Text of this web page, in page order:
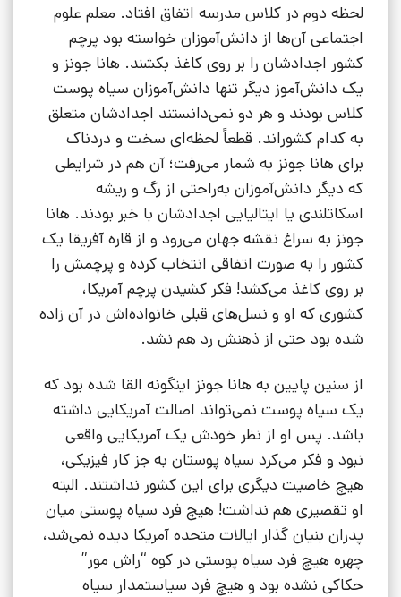
لحظه دوم در کلاس مدرسه اتفاق افتاد. معلم علوم
اجتماعی آن‌ها از دانش‌آموزان خواسته بود پرچم
کشور اجدادشان را بر روی کاغذ بکشند. هانا جونز و
یک دانش‌آموز دیگر تنها دانش‌آموزان سیاه پوست
کلاس بودند و هر دو نمی‌دانستند اجدادشان متعلق
به کدام کشوراند. قطعاً لحظه‌ای سخت و دردناک
برای هانا جونز به شمار می‌رفت؛ آن هم در شرایطی
که دیگر دانش‌آموزان به‌راحتی از رگ و ریشه
اسکاتلندی یا ایتالیایی اجدادشان با خبر بودند. هانا
جونز به سراغ نقشه جهان می‌رود و از قاره آفریقا یک
کشور را به صورت اتفاقی انتخاب کرده و پرچمش را
بر روی کاغذ می‌کشد! فکر کشیدن پرچم آمریکا،
کشوری که او و نسل‌های قبلی خانواده‌اش در آن زاده
شده بود حتی از ذهنش رد هم نشد.
از سنین پایین به هانا جونز اینگونه القا شده بود که
یک سیاه پوست نمی‌تواند اصالت آمریکایی داشته
باشد. پس او از نظر خودش یک آمریکایی واقعی
نبود و فکر می‌کرد سیاه پوستان به جز کار فیزیکی،
هیچ خاصیت دیگری برای این کشور نداشتند. البته
او تقصیری هم نداشت! هیچ فرد سیاه پوستی میان
پدران بنیان گذار ایالات متحده آمریکا دیده نمی‌شد،
چهره هیچ فرد سیاه پوستی در کوه “راش مور”
حکاکی نشده بود و هیچ فرد سیاستمدار سیاه